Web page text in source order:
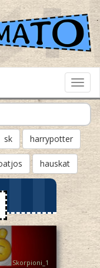
sk harrypotter
hauskat
Skorpioni_1